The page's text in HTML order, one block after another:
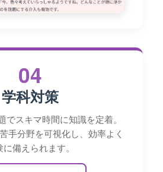
04
学科対策
でスキマ時間に知識を定着。
手分野を可視化し、効率よく
に備えられます。